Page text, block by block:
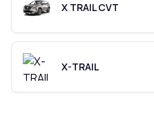
X TRAIL CVT
X-TRAIL